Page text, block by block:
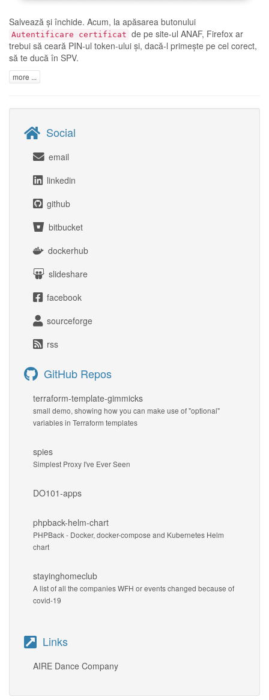
Salvează și închide. Acum, la apăsarea butonului
Autentificare certificat de pe site-ul ANAF, Firefox ar
trebui să ceară PIN-ul token-ului și, dacă-l primește pe cel corect,
să te ducă în SPV.
more ...
Social
email
linkedin
github
bitbucket
dockerhub
slideshare
facebook
sourceforge
rss
GitHub Repos
terraform-template-gimmicks
small demo, showing how you can make use of "optional"
variables in Terraform templates
spies
Simplest Proxy I've Ever Seen
DO101-apps
phpback-helm-chart
PHPBack - Docker, docker-compose and Kubernetes Helm
chart
stayinghomeclub
A list of all the companies WFH or events changed because of
covid-19
Links
AIRE Dance Company